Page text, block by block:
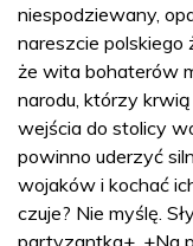
niespodziewany,
nareszcie polskiego
że wita bohaterów
narodu, którzy
wejścia do stolicy
powinno uderzyć
wojaków i kochać
czuje? Nie myślę.
partyzantka+, +Na